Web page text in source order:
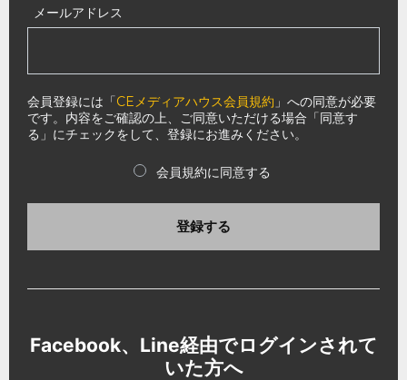
メールアドレス
会員登録には「CEメディアハウス会員規約 」への同意が必要
です。内容をご確認の上、ご同意いただける場合「同意す
る」にチェックをして、登録にお進みください。
会員規約に同意する
登録する
Facebook、Line経由でログインされて
いた方へ